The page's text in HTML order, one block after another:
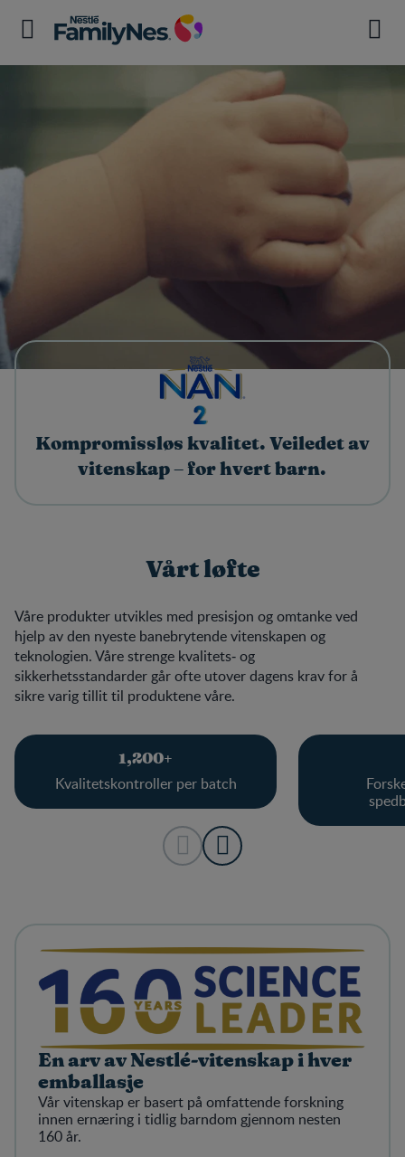
Kompromissløs kvalitet. Veiledet av
vitenskap – for hvert barn.
Vårt løfte
Våre produkter utvikles med presisjon og omtanke ved
hjelp av den nyeste banebrytende vitenskapen og
teknologien. Våre strenge kvalitets‑ og
sikkerhetsstandarder går ofte utover dagens krav for å
sikre varig tillit til produktene våre.
1,200+
Kvalitetskontroller per batch
En arv av Nestlé‑vitenskap i hver
emballasje
Vår vitenskap er basert på omfattende forskning
innen ernæring i tidlig barndom gjennom nesten
160 år.